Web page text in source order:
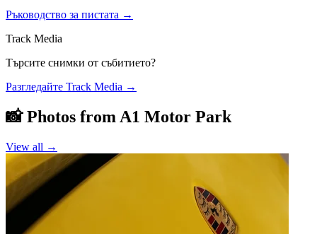
Ръководство за пистата →
Track Media
Търсите снимки от събитието?
Разгледайте Track Media →
📸 Photos from A1 Motor Park
View all →